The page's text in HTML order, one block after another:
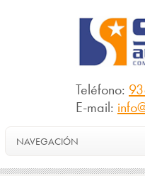
Teléfono:
E-mail:
NAVEGACIÓN